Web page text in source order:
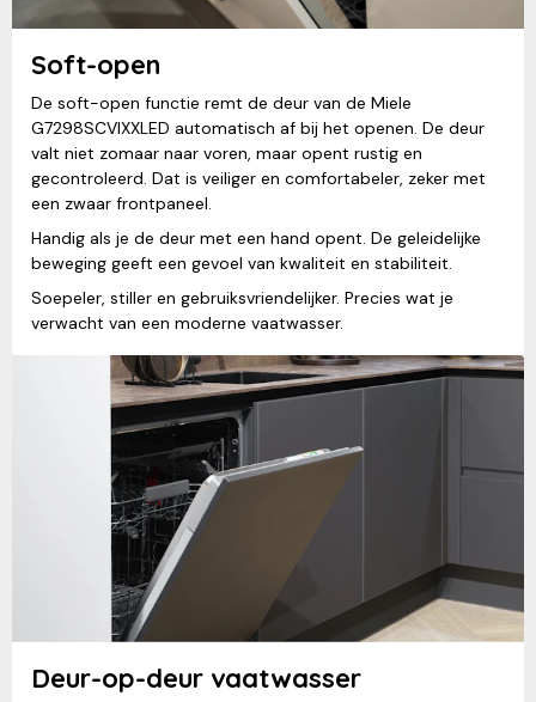
Soft-open
De soft-open functie remt de deur van de Miele
G7298SCVIXXLED automatisch af bij het openen. De deur
valt niet zomaar naar voren, maar opent rustig en
gecontroleerd. Dat is veiliger en comfortabeler, zeker met
een zwaar frontpaneel.
Handig als je de deur met een hand opent. De geleidelijke
beweging geeft een gevoel van kwaliteit en stabiliteit.
Soepeler, stiller en gebruiksvriendelijker. Precies wat je
verwacht van een moderne vaatwasser.
Deur-op-deur vaatwasser